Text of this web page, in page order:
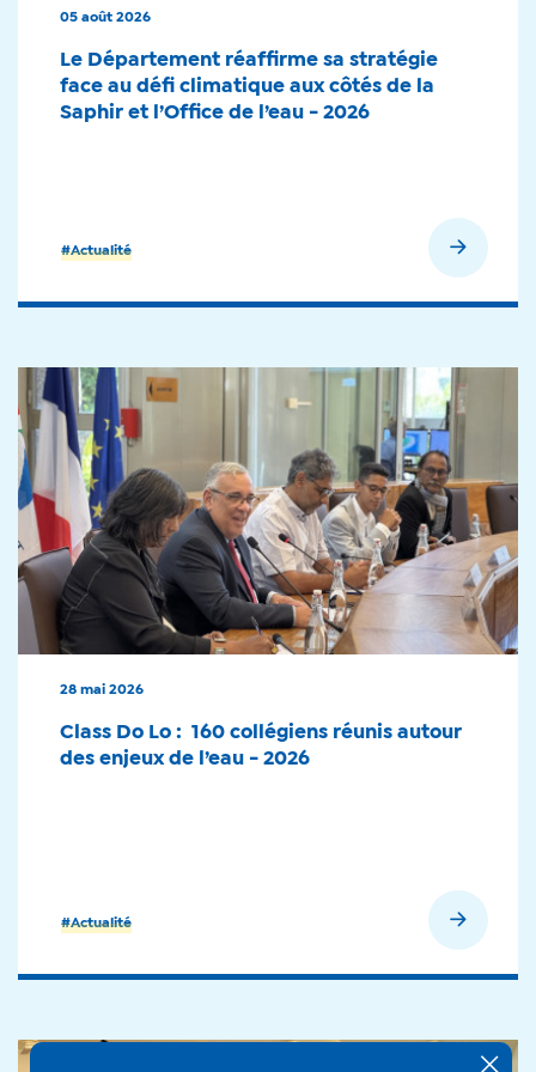
#Actualité
05 août 2026
Le Département réaffirme sa stratégie
face au défi climatique aux côtés de la
Saphir et l’Office de l’eau - 2026
#Actualité
28 mai 2026
Class Do Lo : 160 collégiens réunis autour
des enjeux de l’eau - 2026